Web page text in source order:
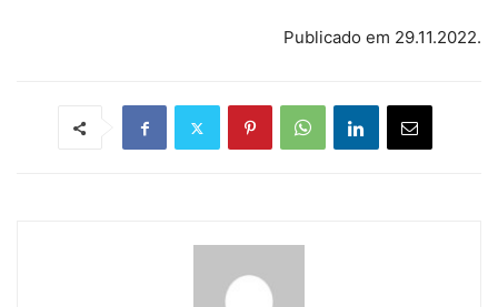
Publicado em 29.11.2022.